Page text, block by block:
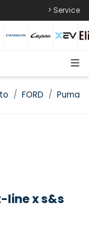
> Service
FORD Puma
line x s&s